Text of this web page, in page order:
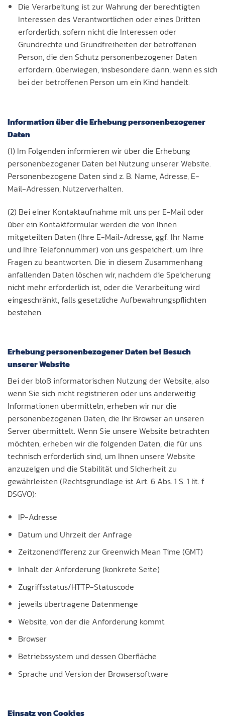
Die Verarbeitung ist zur Wahrung der berechtigten
Interessen des Verantwortlichen oder eines Dritten
erforderlich, sofern nicht die Interessen oder
Grundrechte und Grundfreiheiten der betroffenen
Person, die den Schutz personenbezogener Daten
erfordern, überwiegen, insbesondere dann, wenn es sich
bei der betroffenen Person um ein Kind handelt.
Information über die Erhebung personenbezogener
Daten
(1) Im Folgenden informieren wir über die Erhebung
personenbezogener Daten bei Nutzung unserer Website.
Personenbezogene Daten sind z. B. Name, Adresse, E-
Mail-Adressen, Nutzerverhalten.
(2) Bei einer Kontaktaufnahme mit uns per E-Mail oder
über ein Kontaktformular werden die von Ihnen
mitgeteilten Daten (Ihre E-Mail-Adresse, ggf. Ihr Name
und Ihre Telefonnummer) von uns gespeichert, um Ihre
Fragen zu beantworten. Die in diesem Zusammenhang
anfallenden Daten löschen wir, nachdem die Speicherung
nicht mehr erforderlich ist, oder die Verarbeitung wird
eingeschränkt, falls gesetzliche Aufbewahrungspflichten
bestehen.
Erhebung personenbezogener Daten bei Besuch
unserer Website
Bei der bloß informatorischen Nutzung der Website, also
wenn Sie sich nicht registrieren oder uns anderweitig
Informationen übermitteln, erheben wir nur die
personenbezogenen Daten, die Ihr Browser an unseren
Server übermittelt. Wenn Sie unsere Website betrachten
möchten, erheben wir die folgenden Daten, die für uns
technisch erforderlich sind, um Ihnen unsere Website
anzuzeigen und die Stabilität und Sicherheit zu
gewährleisten (Rechtsgrundlage ist Art. 6 Abs. 1 S. 1 lit. f
DSGVO):
IP-Adresse
Datum und Uhrzeit der Anfrage
Zeitzonendifferenz zur Greenwich Mean Time (GMT)
Inhalt der Anforderung (konkrete Seite)
Zugriffsstatus/HTTP-Statuscode
jeweils übertragene Datenmenge
Website, von der die Anforderung kommt
Browser
Betriebssystem und dessen Oberfläche
Sprache und Version der Browsersoftware
Einsatz von Cookies